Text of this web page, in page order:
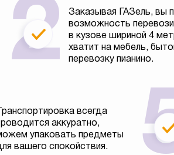
Заказывая ГАЗель, вы
возможность
в кузове шириной 4
хватит на мебель,
перевозку пианино.
Транспортировка всегда
аккуратно,
упаковать предметы
вашего спокойствия.